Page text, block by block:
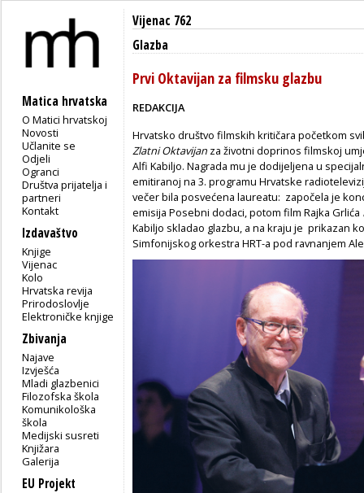
Matica hrvatska
O Matici hrvatskoj
Novosti
Učlanite se
Odjeli
Ogranci
Društva prijatelja i
partneri
Kontakt
Izdavaštvo
Knjige
Vijenac
Kolo
Hrvatska revija
Prirodoslovlje
Elektroničke knjige
Zbivanja
Najave
Izvješća
Mladi glazbenici
Filozofska škola
Komunikološka
škola
Medijski susreti
Knjižara
Galerija
EU Projekt
Vijenac 762
Glazba
Prvi Oktavijan za filmsku glazbu
REDAKCIJA
Hrvatsko društvo filmskih kritičara početkom
Zlatni Oktavijan za životni doprinos filmskoj
Alfi Kabiljo. Nagrada mu je dodijeljena u
emitiranoj na 3. programu Hrvatske
večer bila posvećena laureatu: započela je
emisija Posebni dodaci, potom film Rajka Grlića
Kabiljo skladao glazbu, a na kraju je prikazan
Simfonijskog orkestra HRT-a pod ravnanjem